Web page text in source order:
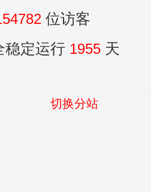
位访客
稳定运行 1955 天
切换分站